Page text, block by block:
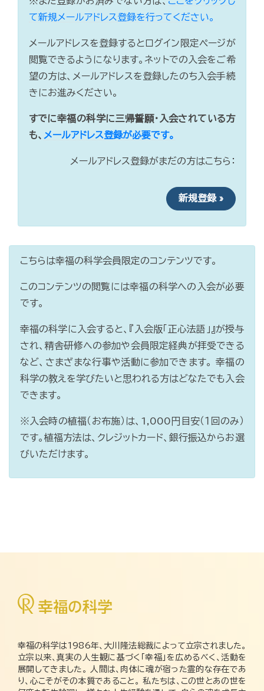
て新規メールアドレス登録を行ってください。
メールアドレスを登録するとログイン限定ページが
閲覧できるようになります。ネットでの入会をご希
望の方は、メールアドレスを登録したのち入会手続
きにお進みください。
すでに幸福の科学に三帰誓願・入会されている方
も、 メールアドレス登録が必要です。
メールアドレス登録がまだの方はこちら：
新規登録 »
こちらは幸福の科学会員限定のコンテンツです。
このコンテンツの閲覧には幸福の科学への入会が必要
です。
幸福の科学に入会すると、『入会版「正心法語」』が授与
され、精舎研修への参加や会員限定経典が拝受できる
など、さまざまな行事や活動に参加できます。 幸福の
科学の教えを学びたいと思われる方はどなたでも入会
できます。
※入会時の植福（お布施）は、1,000円目安（１回のみ）
です。植福方法は、クレジットカード、銀行振込からお選
びいただけます。
幸福の科学は1986年、大川隆法総裁によって立宗されました。
立宗以来、真実の人生観に基づく「幸福」を広めるべく、活動を
展開してきました。 人間は、肉体に魂が宿った霊的な存在であ
り、心こそがその本質であること。 私たちは、この世とあの世を